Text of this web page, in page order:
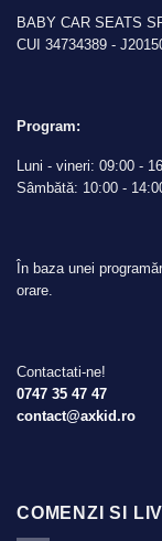
BABY CAR SEATS
CUI 34734389 -
Program:
Luni - vineri: 09:00 -
Sâmbătă: 10:00 -
În baza unei
orare.
Contactati-ne!
0747 35 47 47
contact@axkid.ro
COMENZI SI